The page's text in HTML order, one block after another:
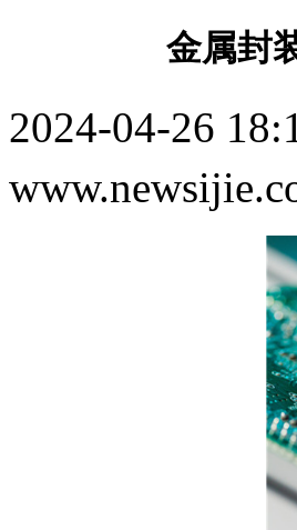
金属封
2024-04-26